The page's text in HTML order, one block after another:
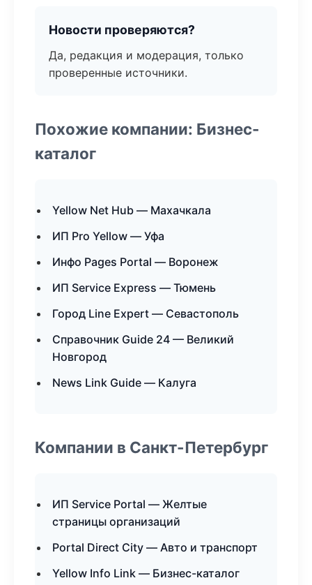
Новости проверяются?
Да, редакция и модерация, только
проверенные источники.
Похожие компании: Бизнес-
каталог
Yellow Net Hub — Махачкала
ИП Pro Yellow — Уфа
Инфо Pages Portal — Воронеж
ИП Service Express — Тюмень
Город Line Expert — Севастополь
Справочник Guide 24 — Великий
Новгород
News Link Guide — Калуга
Компании в Санкт-Петербург
ИП Service Portal — Желтые
страницы организаций
Portal Direct City — Авто и транспорт
Yellow Info Link — Бизнес-каталог